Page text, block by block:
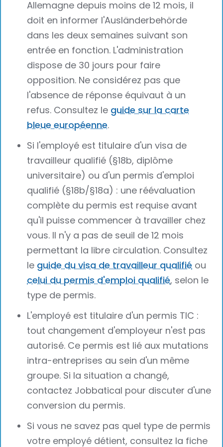
Allemagne depuis moins de 12 mois, il
doit en informer l'Ausländerbehörde
dans les deux semaines suivant son
entrée en fonction. L'administration
dispose de 30 jours pour faire
opposition. Ne considérez pas que
l'absence de réponse équivaut à un
refus. Consultez le guide sur la carte
bleue européenne.
Si l'employé est titulaire d'un visa de
travailleur qualifié (§18b, diplôme
universitaire) ou d'un permis d'emploi
qualifié (§18b/§18a) : une réévaluation
complète du permis est requise avant
qu'il puisse commencer à travailler chez
vous. Il n'y a pas de seuil de 12 mois
permettant la libre circulation. Consultez
le guide du visa de travailleur qualifié ou
celui du permis d'emploi qualifié, selon le
type de permis.
L'employé est titulaire d'un permis TIC :
tout changement d'employeur n'est pas
autorisé. Ce permis est lié aux mutations
intra-entreprises au sein d'un même
groupe. Si la situation a changé,
contactez Jobbatical pour discuter d'une
conversion du permis.
Si vous ne savez pas quel type de permis
votre employé détient, consultez la fiche